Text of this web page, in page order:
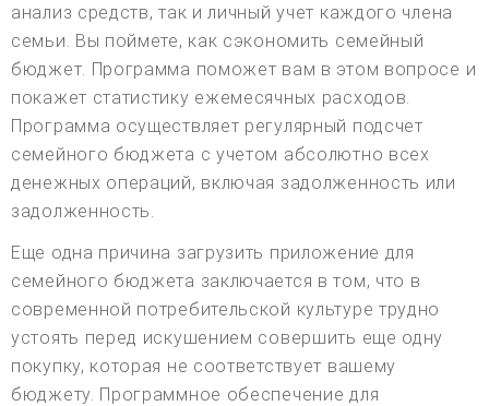
анализ средств, так и личный учет каждого члена
семьи. Вы поймете, как сэкономить семейный
бюджет. Программа поможет вам в этом вопросе и
покажет статистику ежемесячных расходов.
Программа осуществляет регулярный подсчет
семейного бюджета с учетом абсолютно всех
денежных операций, включая задолженность или
задолженность.
Еще одна причина загрузить приложение для
семейного бюджета заключается в том, что в
современной потребительской культуре трудно
устоять перед искушением совершить еще одну
покупку, которая не соответствует вашему
бюджету. Программное обеспечение для